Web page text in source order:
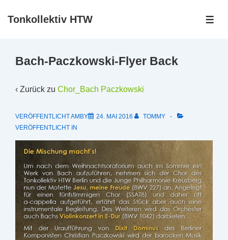
ZumTonkollektiv HTW
Bach-Paczkowski-Flyer Back
‹ Zurück zu Chor_Bach Paczkowski
VERÖFFENTLICHT AMBY 24. MAI 2016
TOMMY
VERÖFFENTLICHT IN